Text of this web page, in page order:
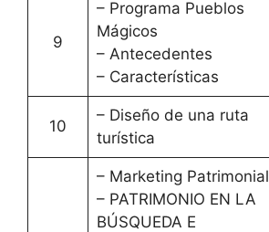
9
– Programa Pueblos
Mágicos
– Antecedentes
– Características
10
– Diseño de una ruta
turística
– Marketing Patrimonial
– PATRIMONIO EN LA
BÚSQUEDA E